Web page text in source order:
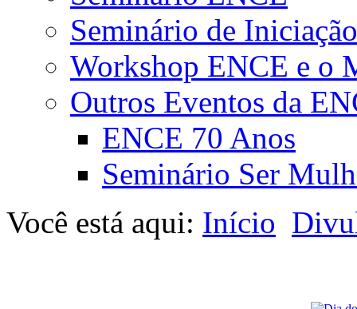
Seminário de
Workshop ENCE e o
Outros Eventos da
ENCE 70 Anos
Seminário Ser
Você está aqui: Início